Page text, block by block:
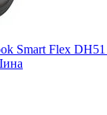
Smart Flex